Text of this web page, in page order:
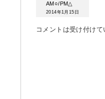
AM○/PM△
2014年1月15日
コメントは受け付け